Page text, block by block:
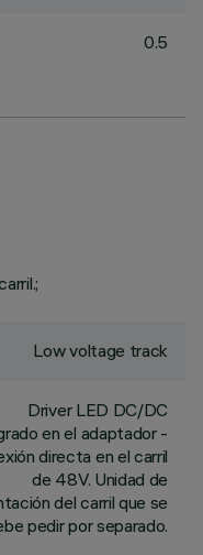
0.5
Low voltage track
Driver LED DC/DC
en el adaptador -
directa en el carril
de 48V. Unidad de
del carril que se
pedir por separado.